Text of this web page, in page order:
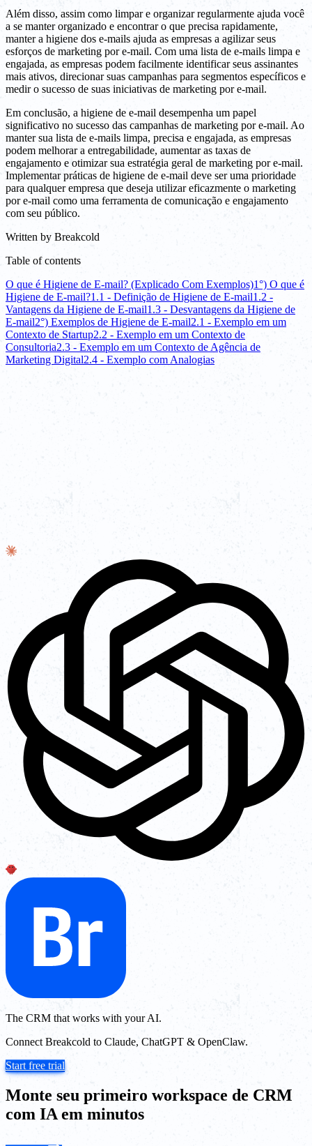
Além disso, assim como limpar e organizar regularmente ajuda você
a se manter organizado e encontrar o que precisa rapidamente,
manter a higiene dos e-mails ajuda as empresas a agilizar seus
esforços de marketing por e-mail. Com uma lista de e-mails limpa e
engajada, as empresas podem facilmente identificar seus assinantes
mais ativos, direcionar suas campanhas para segmentos específicos e
medir o sucesso de suas iniciativas de marketing por e-mail.
Em conclusão, a higiene de e-mail desempenha um papel
significativo no sucesso das campanhas de marketing por e-mail. Ao
manter sua lista de e-mails limpa, precisa e engajada, as empresas
podem melhorar a entregabilidade, aumentar as taxas de
engajamento e otimizar sua estratégia geral de marketing por e-mail.
Implementar práticas de higiene de e-mail deve ser uma prioridade
para qualquer empresa que deseja utilizar eficazmente o marketing
por e-mail como uma ferramenta de comunicação e engajamento
com seu público.
Written by Breakcold
Table of contents
O que é Higiene de E-mail? (Explicado Com Exemplos)1°) O que é
Higiene de E-mail?1.1 - Definição de Higiene de E-mail1.2 -
Vantagens da Higiene de E-mail1.3 - Desvantagens da Higiene de
E-mail2°) Exemplos de Higiene de E-mail2.1 - Exemplo em um
Contexto de Startup2.2 - Exemplo em um Contexto de
Consultoria2.3 - Exemplo em um Contexto de Agência de
Marketing Digital2.4 - Exemplo com Analogias
The CRM that works with your AI.
Connect Breakcold to Claude, ChatGPT & OpenClaw.
Start free trial
Monte seu primeiro workspace de CRM
com IA em minutos